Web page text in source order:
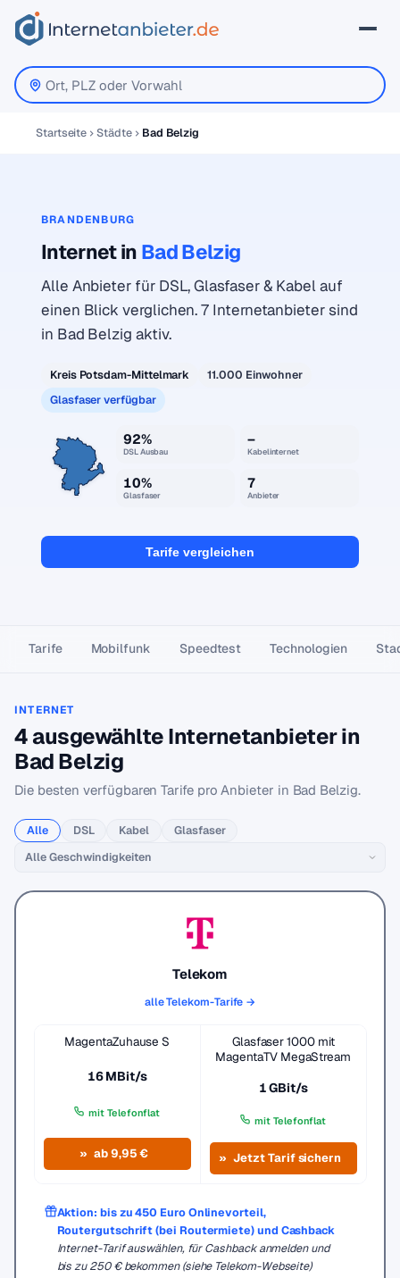
Startseite Städte Bad Belzig
BRANDENBURG
Internet in Bad Belzig
Alle Anbieter für DSL, Glasfaser & Kabel auf
einen Blick verglichen. 7 Internetanbieter sind
in Bad Belzig aktiv.
Kreis Potsdam-Mittelmark
11.000 Einwohner
Glasfaser verfügbar
92%
DSL Ausbau
–
Kabelinternet
10%
Glasfaser
7
Anbieter
Tarife vergleichen
Tarife Mobilfunk Speedtest Technologien
INTERNET
4 ausgewählte Internetanbieter in
Bad Belzig
Die besten verfügbaren Tarife pro Anbieter in Bad Belzig.
Alle DSL Kabel Glasfaser
Telekom
alle Telekom-Tarife →
MagentaZuhause S
16 MBit/s
mit Telefonflat
ab 9,95 €
Glasfaser 1000 mit
MagentaTV MegaStream
1 GBit/s
mit Telefonflat
Jetzt Tarif sichern
Aktion: bis zu 450 Euro Onlinevorteil,
Routergutschrift (bei Routermiete) und Cashback
Internet-Tarif auswählen, für Cashback anmelden und
bis zu 250 € bekommen (siehe Telekom-Webseite)